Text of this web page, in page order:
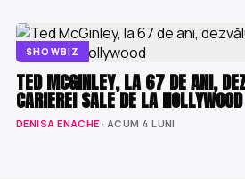
SHOWBIZ
TED MCGINLEY, LA 67 DE ANI,
CARIEREI SALE DE LA HOLLYWOOD
DENISA ENACHE · ACUM 4 LUNI